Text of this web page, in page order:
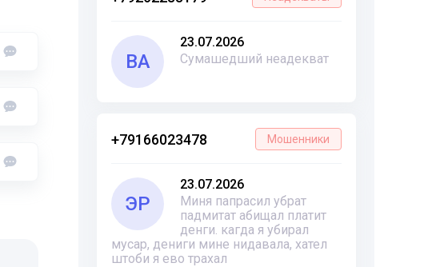
ВА
23.07.2026
Сумашедший неадекват
+79166023478 Мошенники
ЭР
23.07.2026
Миня папрасил убрат
падмитат абищал платит
денги. кагда я убирал
мусар, дениги мине нидавала, хател
штоби я ево трахал